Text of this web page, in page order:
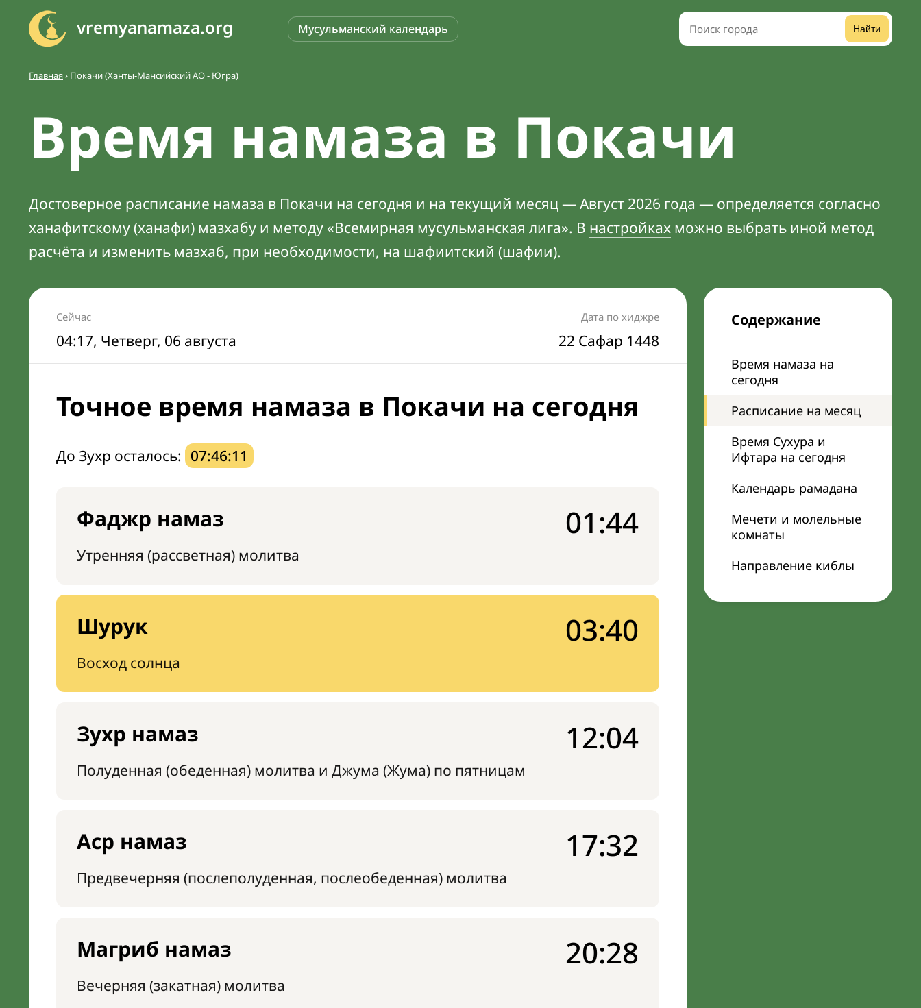
vremyanamaza.org Мусульманский календарь Найти
Главная› Покачи (Ханты-Мансийский АО - Югра)
Время намаза в Покачи
Достоверное расписание намаза в Покачи на сегодня и на текущий месяц — Август 2026 года — определяется согласно
ханафитскому (ханафи) мазхабу и методу «Всемирная мусульманская лига». В настройках можно выбрать иной метод
расчёта и изменить мазхаб, при необходимости, на шафиитский (шафии).
Содержание
Время намаза на
сегодня
Расписание на месяц
Время Сухура и
Ифтара на сегодня
Календарь рамадана
Мечети и молельные
комнаты
Направление киблы
Сейчас
04:17, Четверг, 06 августа
Дата по хиджре
22 Сафар 1448
Точное время намаза в Покачи на сегодня
До Зухр осталось: 07:46:10
Фаджр намаз
Утренняя (рассветная) молитва
01:44
Шурук
Восход солнца
03:40
Зухр намаз
Полуденная (обеденная) молитва и Джума (Жума) по пятницам
12:04
Аср намаз
Предвечерняя (послеполуденная, послеобеденная) молитва
17:32
Магриб намаз
Вечерняя (закатная) молитва
20:28